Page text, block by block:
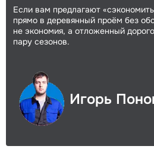
Если вам предлагают
прямо в деревянный проём без
не экономия, а отложенный
пару сезонов.
Игорь